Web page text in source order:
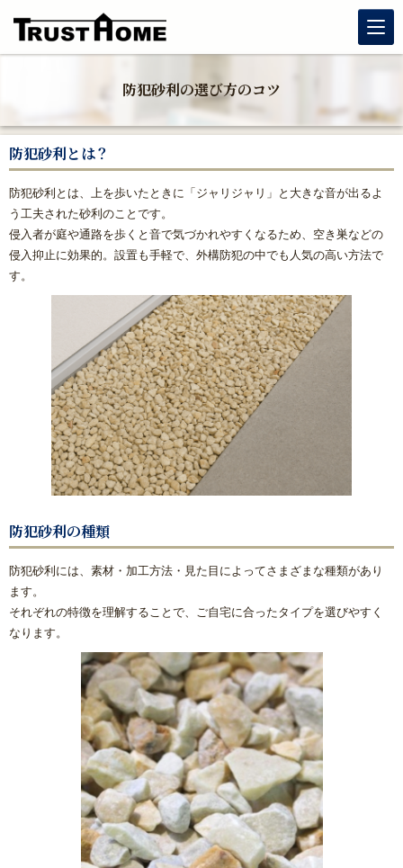
玄関リフォーム
水まわりリフォーム
戸建住宅リフォーム
マンションリフォーム
福岡リフォーム補助金情報｜2026年住宅省エネキャンペーン
窓リフォーム（内窓・窓交換・断熱窓）
内窓リフォーム
玄関ドアリフォーム
遮熱対策リフォーム
内装リフォーム
バリアフリーリフォーム
熱中症対策リフォームの基礎知識｜住宅・倉庫・施設での暑
施工エリアから探す｜地域別リフォーム実績紹介
浴室乾燥機の交換・後付け
レンジフード（換気扇）リフォーム
防犯砂利の選び方のコツ
防犯砂利とは？
防犯砂利とは、上を歩いたときに「ジャリジャリ」と大きな音が出るよ
う工夫された砂利のことです。
侵入者が庭や通路を歩くと音で気づかれやすくなるため、空き巣などの
侵入抑止に効果的。設置も手軽で、外構防犯の中でも人気の高い方法で
す。
防犯砂利の種類
防犯砂利には、素材・加工方法・見た目によってさまざまな種類があり
ます。
それぞれの特徴を理解することで、ご自宅に合ったタイプを選びやすく
なります。